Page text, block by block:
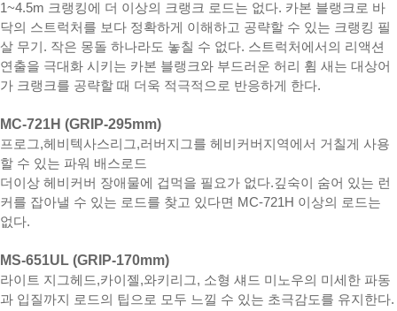
1~4.5m 크랭킹에 더 이상의 크랭크 로드는 없다. 카본 블랭크로 바
닥의 스트럭처를 보다 정확하게 이해하고 공략할 수 있는 크랭킹 필
살 무기. 작은 몽돌 하나라도 놓칠 수 없다. 스트럭처에서의 리액션
연출을 극대화 시키는 카본 블랭크와 부드러운 허리 휨 새는 대상어
가 크랭크를 공략할 때 더욱 적극적으로 반응하게 한다.
MC-721H (GRIP-295mm)
프로그,헤비텍사스리그,러버지그를 헤비커버지역에서 거칠게 사용
할 수 있는 파워 배스로드
더이상 헤비커버 장애물에 겁먹을 필요가 없다.깊숙이 숨어 있는 런
커를 잡아낼 수 있는 로드를 찾고 있다면 MC-721H 이상의 로드는
없다.
MS-651UL (GRIP-170mm)
라이트 지그헤드,카이젤,와키리그, 소형 섀드 미노우의 미세한 파동
과 입질까지 로드의 팁으로 모두 느낄 수 있는 초극감도를 유지한다.